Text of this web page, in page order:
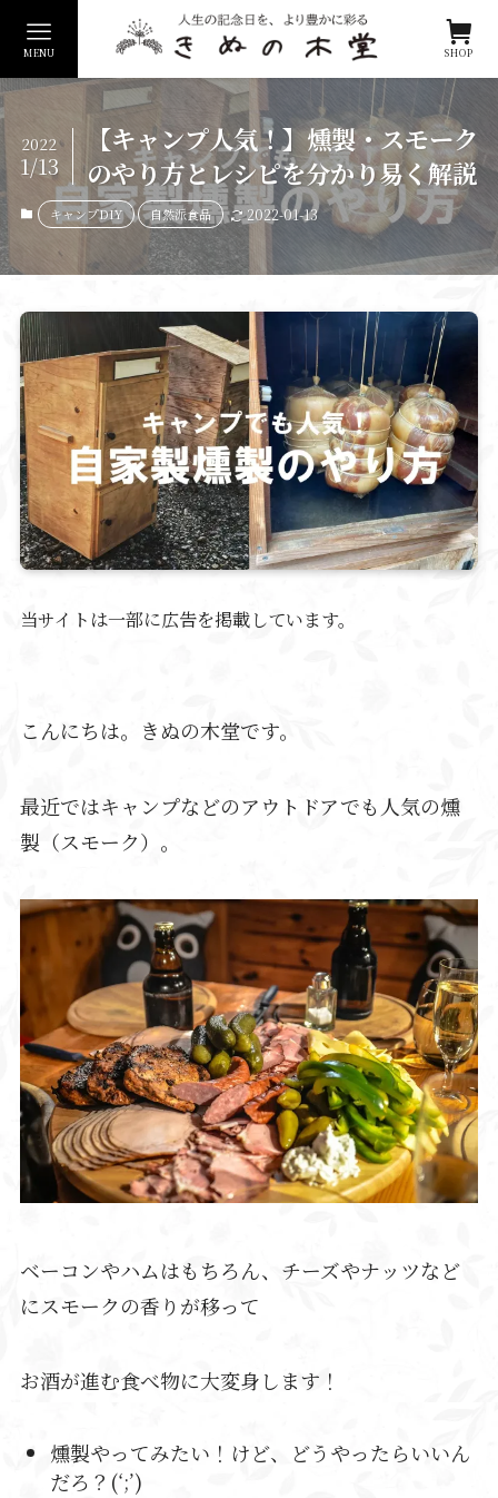
SHOP
MENU
【キャンプ人気！】燻製・スモーク
のやり方とレシピを分かり易く解説
2022
1/13
キャンプDIY 自然派食品 2022-01-13
当サイトは一部に広告を掲載しています。
こんにちは。きぬの木堂です。
最近ではキャンプなどのアウトドアでも人気の燻
製（スモーク）。
ベーコンやハムはもちろん、チーズやナッツなど
にスモークの香りが移って
お酒が進む食べ物に大変身します！
燻製やってみたい！けど、どうやったらいいん
だろ？(‘;’)